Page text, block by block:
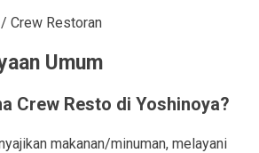
Crew Restoran
Umum
Crew Resto di Yoshinoya?
makanan/minuman, melayani